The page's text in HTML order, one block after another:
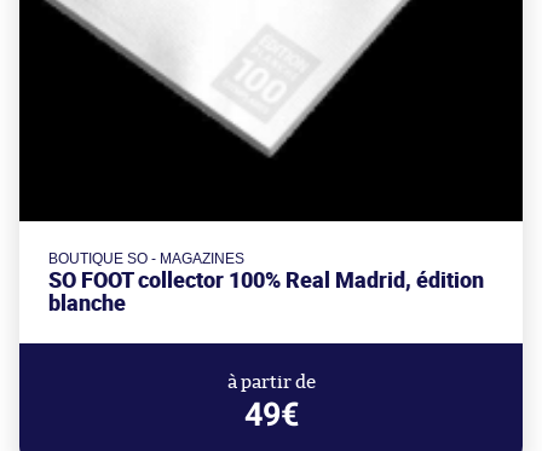
BOUTIQUE SO - MAGAZINES
SO FOOT collector 100% Real Madrid, édition
blanche
à partir de
49€